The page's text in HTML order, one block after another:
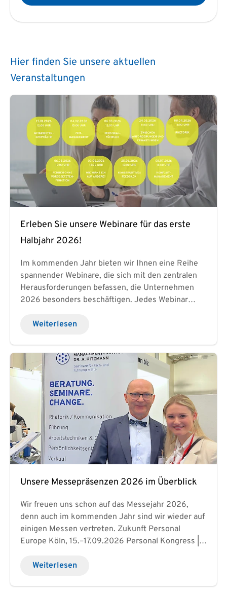
Hier finden Sie unsere aktuellen
Veranstaltungen
Erleben Sie unsere Webinare für das erste
Halbjahr 2026!
Im kommenden Jahr bieten wir Ihnen eine Reihe
spannender Webinare, die sich mit den zentralen
Herausforderungen befassen, die Unternehmen
2026 besonders beschäftigen. Jedes Webinar
Arbeitsalltag integrieren können und bei Bedarf in
vertiefen. Die Themenvielfalt umfasst zentrale
Führungskompetenzen,
Persönlichkeitsentwicklung, effektive
Kommunikation, Konfliktbewältigung und vieles
mehr, um Sie in Ihrer beruflichen Entwicklung zu
unterstützen. Seien Sie dabei, wenn es heißt:
Inspirierende Impulsvorträge Themen, die Sie
beruflich voranbringen In unseren 60-minütigen
Webinaren erhalten Sie praxisnahe Ansätze, um
Ihre beruflichen Herausforderungen mit neuen
online über Zoom durchgeführt und sind daher
anmelden Workshop Anmeldung und die Webinare
des ersten Halbjahres 2026 erleben!
Weiterlesen
Unsere Messepräsenzen 2026 im Überblick
Wir freuen uns schon auf das Messejahr 2026,
denn auch im kommenden Jahr sind wir wieder auf
einigen Messen vertreten. Zukunft Personal
Europe Köln, 15.–17.09.2026 Personal Kongress |
Weiterlesen